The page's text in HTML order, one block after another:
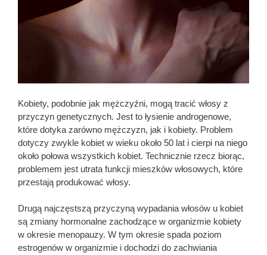
Kobiety, podobnie jak mężczyźni, mogą tracić włosy z
przyczyn genetycznych. Jest to łysienie androgenowe,
które dotyka zarówno mężczyzn, jak i kobiety. Problem
dotyczy zwykle kobiet w wieku około 50 lat i cierpi na niego
około połowa wszystkich kobiet. Technicznie rzecz biorąc,
problemem jest utrata funkcji mieszków włosowych, które
przestają produkować włosy.
Drugą najczęstszą przyczyną wypadania włosów u kobiet
są zmiany hormonalne zachodzące w organizmie kobiety
w okresie menopauzy. W tym okresie spada poziom
estrogenów w organizmie i dochodzi do zachwiania